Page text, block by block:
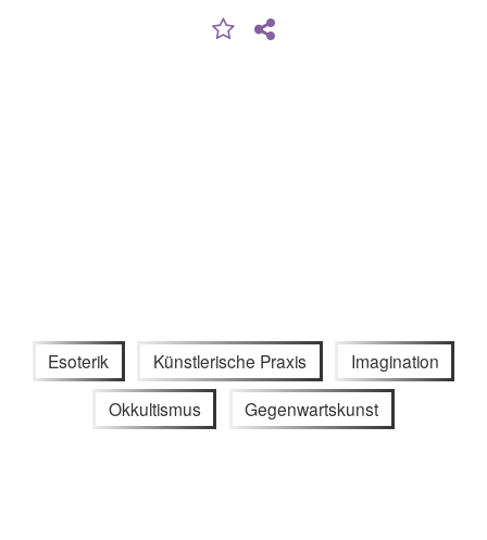
Esoterik Künstlerische Praxis Imagination
Okkultismus Gegenwartskunst